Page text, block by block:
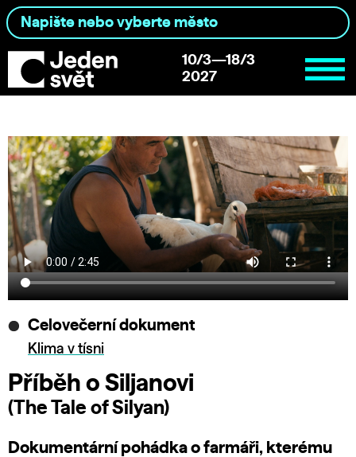
10/3—18/3
2027
Celovečerní dokument
Klima v tísni
Příběh o Siljanovi
(The Tale of Silyan)
Dokumentární pohádka o farmáři, kterému